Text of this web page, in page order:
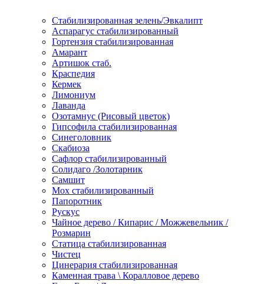
Стабилизированная зелень/Эвкалипт
Аспарагус стабилизированный
Гортензия стабилизированная
Амарант
Артишок стаб.
Краспедия
Кермек
Лимониум
Лаванда
Озотамнус (Рисовый цветок)
Гипсофила стабилизированная
Синеголовник
Скабиоза
Сафлор стабилизированный
Солидаго /Золотарник
Самшит
Мох стабилизированный
Папоротник
Рускус
Чайное дерево / Кипарис / Можжевельник /
Розмарин
Статица стабилизированная
Чистец
Цинерария стабилизированная
Каменная трава \ Коралловое дерево